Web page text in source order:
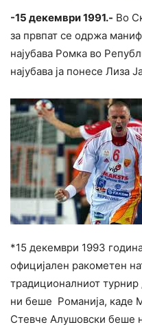
-15 декември 1991.- Во
за првпат се одржа
најубава Ромка во
најубава ја понесе Лиза
*15 декември 1993
официјален ракометен
традиционалниот турнир
ни беше Романија, каде
Стевче Алушовски беше